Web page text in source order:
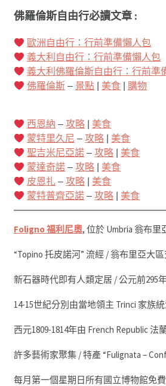
佛羅倫斯自由行必讀文章 :
歐洲自由行：行前準備懶人包
義大利自由行：行前準備懶人包
義大利佛羅倫斯自由行：行前準
佛羅倫斯 – 景點 美食 購物
西恩納 –攻略
美食
蒙特里久尼 –攻略
美食
聖吉米尼亞諾 –攻略
美食
蒙達奇諾 –攻略
美食
皮恩扎 –攻略
美食
蒙特普齊亞諾 –攻略 美食
Foligno福利尼奧, 位於 Umbria 翁布里
“Topino 托皮諾河” 流經 / 翁布里亞大
新石器時代即有人類定居 / 公元前295
14-15世紀分別由當地領主 Trinci 家族
西元1809-1814年由 French Republic
許多藝術家聚集 / 特產 “Fulignata –
每月第一個星期日所有國立博物館免